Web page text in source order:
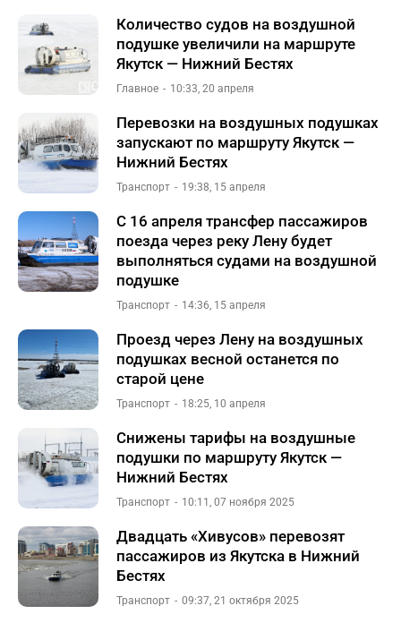
Количество судов на воздушной
подушке увеличили на маршруте
Якутск — Нижний Бестях
Главное 10:33, 20 апреля
Перевозки на воздушных подушках
запускают по маршруту Якутск —
Нижний Бестях
Транспорт 19:38, 15 апреля
С 16 апреля трансфер пассажиров
поезда через реку Лену будет
выполняться судами на воздушной
подушке
Транспорт 14:36, 15 апреля
Проезд через Лену на воздушных
подушках весной останется по
старой цене
Транспорт 18:25, 10 апреля
Снижены тарифы на воздушные
подушки по маршруту Якутск —
Нижний Бестях
Транспорт 10:11, 07 ноября 2025
Двадцать «Хивусов» перевозят
пассажиров из Якутска в Нижний
Бестях
Транспорт 09:37, 21 октября 2025